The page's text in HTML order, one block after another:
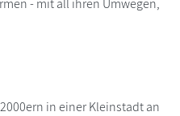
in einer Kleinstadt an